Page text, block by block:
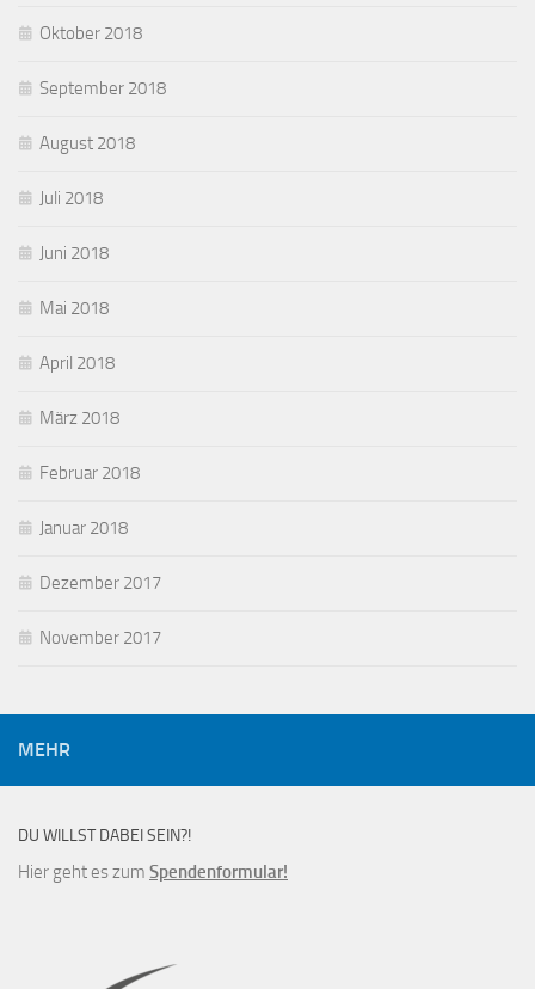
Oktober 2018
September 2018
August 2018
Juli 2018
Juni 2018
Mai 2018
April 2018
März 2018
Februar 2018
Januar 2018
Dezember 2017
November 2017
MEHR
DU WILLST DABEI SEIN?!
Hier geht es zum Spendenformular!